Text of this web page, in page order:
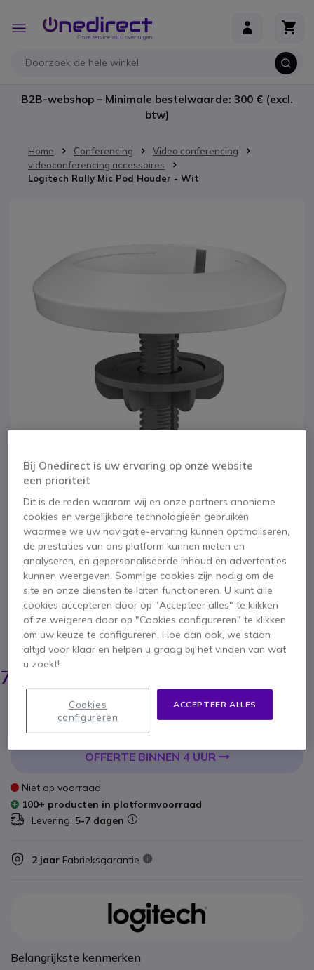
Toggle
Nav
B2B-webshop – Minimale bestelwaarde: 300 € (excl.
btw)
Home Conferencing
Video conferencing
videoconferencing accessoires
Logitech Rally Mic Pod Houder - Wit
Logitech Rally Mic
Pod Houder - Wit
SKU LORALLYMICMOUNTW // Referentie fabrikant: 952-000020
Microfoonhouder voor duidelijke montage op
tafel of plafond
BESPAAR 25,00 €
103,35 €
77,95 €
IN WINKELWAGEN
OFFERTE BINNEN 4 UUR
Niet op voorraad
100+ producten in platformvoorraad
Levering: 5-7 dagen
2 jaar Fabrieksgarantie
Belangrijkste kenmerken
Ga naar het begin van de afbeeldingen-gallerij
Bij Onedirect is uw ervaring op onze website
een prioriteit
Dit is de reden waarom wij en onze partners anonieme
cookies en vergelijkbare technologieën gebruiken
waarmee we uw navigatie-ervaring kunnen optimaliseren,
de prestaties van ons platform kunnen meten en
analyseren, en gepersonaliseerde inhoud en advertenties
kunnen weergeven. Sommige cookies zijn nodig om de
site en onze diensten te laten functioneren. U kunt alle
cookies accepteren door op "Accepteer alles" te klikken
of ze weigeren door op "Cookies configureren" te klikken
om uw keuze te configureren. Hoe dan ook, we staan
altijd voor klaar en helpen u graag bij het vinden van wat
u zoekt!
ACCEPTEER ALLES
Cookies
configureren